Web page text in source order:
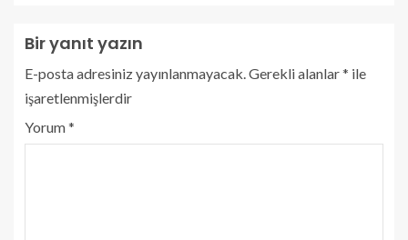
Bir yanıt yazın
E-posta adresiniz yayınlanmayacak.Gerekli alanlar* ile
işaretlenmişlerdir
Yorum*